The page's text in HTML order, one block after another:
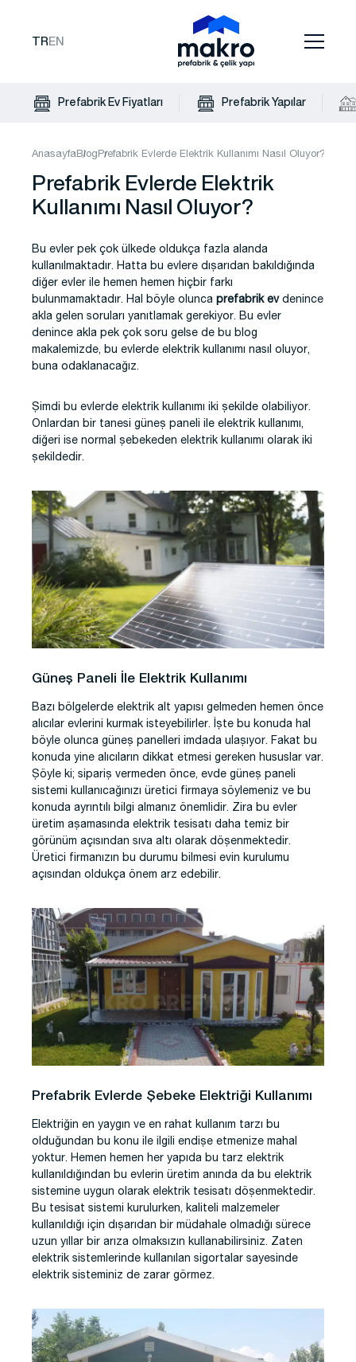
TR EN
Prefabrik Ev Fiyatları Prefabrik Yapılar
AnasayfaBlogPrefabrik Evlerde Elektrik Kullanımı Nasıl Oluyor?
Prefabrik Evlerde Elektrik
Kullanımı Nasıl Oluyor?
Bu evler pek çok ülkede oldukça fazla alanda
kullanılmaktadır. Hatta bu evlere dışarıdan bakıldığında
diğer evler ile hemen hemen hiçbir farkı
bulunmamaktadır. Hal böyle olunca prefabrik evdenince
akla gelen soruları yanıtlamak gerekiyor. Bu evler
denince akla pek çok soru gelse de bu blog
makalemizde, bu evlerde elektrik kullanımı nasıl oluyor,
buna odaklanacağız.
Şimdi bu evlerde elektrik kullanımı iki şekilde olabiliyor.
Onlardan bir tanesi güneş paneli ile elektrik kullanımı,
diğeri ise normal şebekeden elektrik kullanımı olarak iki
şekildedir.
Güneş Paneli İle Elektrik Kullanımı
Bazı bölgelerde elektrik alt yapısı gelmeden hemen önce
alıcılar evlerini kurmak isteyebilirler. İşte bu konuda hal
böyle olunca güneş panelleri imdada ulaşıyor. Fakat bu
konuda yine alıcıların dikkat etmesi gereken hususlar var.
Şöyle ki; sipariş vermeden önce, evde güneş paneli
sistemi kullanıcağınızı üretici firmaya söylemeniz ve bu
konuda ayrıntılı bilgi almanız önemlidir. Zira bu evler
üretim aşamasında elektrik tesisatı daha temiz bir
görünüm açısından sıva altı olarak döşenmektedir.
Üretici firmanızın bu durumu bilmesi evin kurulumu
açısından oldukça önem arz edebilir.
Prefabrik Evlerde Şebeke Elektriği Kullanımı
Elektriğin en yaygın ve en rahat kullanım tarzı bu
olduğundan bu konu ile ilgili endişe etmenize mahal
yoktur. Hemen hemen her yapıda bu tarz elektrik
kullanıldığından bu evlerin üretim anında da bu elektrik
sistemine uygun olarak elektrik tesisatı döşenmektedir.
Bu tesisat sistemi kurulurken, kaliteli malzemeler
kullanıldığı için dışarıdan bir müdahale olmadığı sürece
uzun yıllar bir arıza olmaksızın kullanabilirsiniz. Zaten
elektrik sistemlerinde kullanılan sigortalar sayesinde
elektrik sisteminiz de zarar görmez.